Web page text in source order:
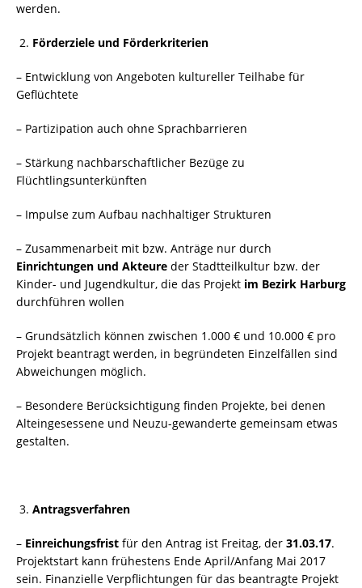
werden.
Förderziele und Förderkriterien
– Entwicklung von Angeboten kultureller Teilhabe für
Geflüchtete
– Partizipation auch ohne Sprachbarrieren
– Stärkung nachbarschaftlicher Bezüge zu
Flüchtlingsunterkünften
– Impulse zum Aufbau nachhaltiger Strukturen
– Zusammenarbeit mit bzw. Anträge nur durch
Einrichtungen und Akteure der Stadtteilkultur bzw. der
Kinder- und Jugendkultur, die das Projekt im Bezirk Harburg
durchführen wollen
– Grundsätzlich können zwischen 1.000 € und 10.000 € pro
Projekt beantragt werden, in begründeten Einzelfällen sind
Abweichungen möglich.
– Besondere Berücksichtigung finden Projekte, bei denen
Alteingesessene und Neuzu-gewanderte gemeinsam etwas
gestalten.
Antragsverfahren
– Einreichungsfrist für den Antrag ist Freitag, der 31.03.17.
Projektstart kann frühestens Ende April/Anfang Mai 2017
sein. Finanzielle Verpflichtungen für das beantragte Projekt